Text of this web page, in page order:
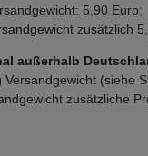
5,90 Euro;
zusätzlich
außerhalb
(siehe
zusätzliche